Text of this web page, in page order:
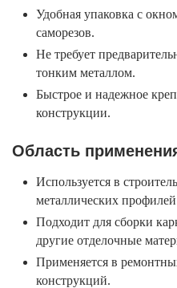
Удобная упаковка с
саморезов.
Не требует
тонким металлом.
Быстрое и надежное
конструкции.
Область
Используется в
металлических
Подходит для сборки
другие отделочные
Применяется в
конструкций.